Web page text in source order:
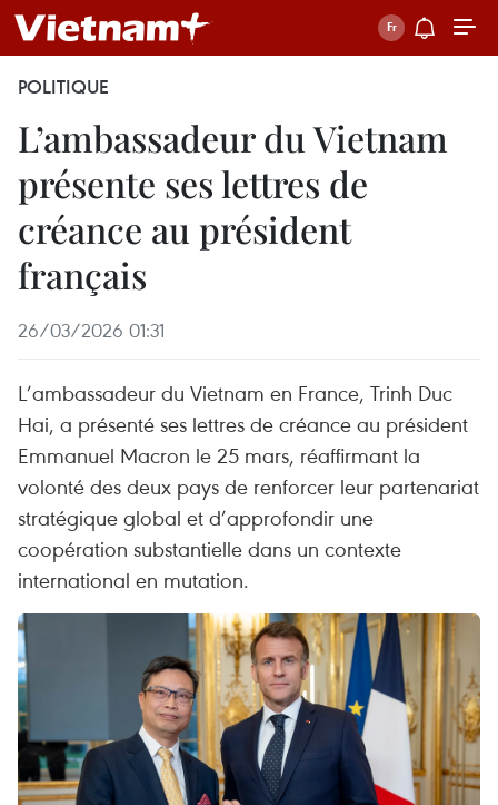
POLITIQUE
L’ambassadeur du Vietnam
présente ses lettres de
créance au président
français
26/03/2026 01:31
L’ambassadeur du Vietnam en France, Trinh Duc
Hai, a présenté ses lettres de créance au président
Emmanuel Macron le 25 mars, réaffirmant la
volonté des deux pays de renforcer leur partenariat
stratégique global et d’approfondir une
coopération substantielle dans un contexte
international en mutation.